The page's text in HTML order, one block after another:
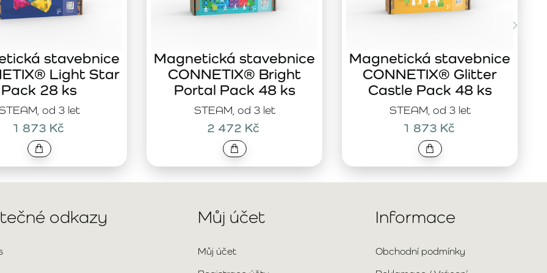
od 3 let
stavebnice
Light Star
Pack 28 ks
1 873 Kč
STEAM, od 3 let
Magnetická stavebnice
CONNETIX® Bright
Portal Pack 48 ks
2 472 Kč
STEAM, od 3 let
Magnetická stavebnice
CONNETIX® Glitter
Castle Pack 48 ks
1 873 Kč
odkazy Můj účet
Můj účet
Informace
Obchodní podmínky